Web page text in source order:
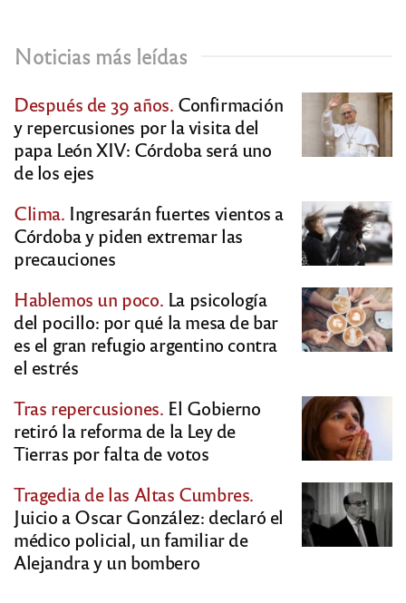
Noticias más leídas
Después de 39 años. Confirmación
y repercusiones por la visita del
papa León XIV: Córdoba será uno
de los ejes
Clima. Ingresarán fuertes vientos a
Córdoba y piden extremar las
precauciones
Hablemos un poco. La psicología
del pocillo: por qué la mesa de bar
es el gran refugio argentino contra
el estrés
Tras repercusiones. El Gobierno
retiró la reforma de la Ley de
Tierras por falta de votos
Tragedia de las Altas Cumbres.
Juicio a Oscar González: declaró el
médico policial, un familiar de
Alejandra y un bombero